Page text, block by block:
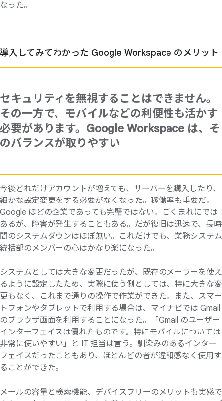
なった。
導入してみてわかった Google Workspace のメリット
セキュリティを無視することはできません。
その一方で、モバイルなどの利便性も活かす
必要があります。Google Workspace は、そ
のバランスが取りやすい
今後どれだけアカウントが増えても、サーバーを購入したり、
細かな設定変更をする必要がなくなった。稼働率も重要だ。
Google ほどの企業であっても完璧ではない。ごくまれにでは
あるが、障害が発生することもある。だが復旧は迅速で、長時
間のシステムダウンはほぼ無い。これだけでも、業務システム
統括部のメンバーの心はかなり楽になった。
システムとしては大きな変更だったが、既存のメーラーを使え
るように設定したため、実際に使う側としては、特に大きな変
更もなく、これまで通りの操作で作業ができた。また、スマー
トフォンやタブレットで利用する場合は、マイナビでは Gmail
のブラウザ画面を利用することになった。「Gmail のユーザー
インターフェイスは優れたものです。特にモバイルについては
非常に使いやすい」と IT 担当は言う。馴染みのあるインター
フェイスだったこともあり、ほとんどの者が違和感なく使用す
ることができた。
メールの容量と検索機能、デバイスフリーのメリットも実感で